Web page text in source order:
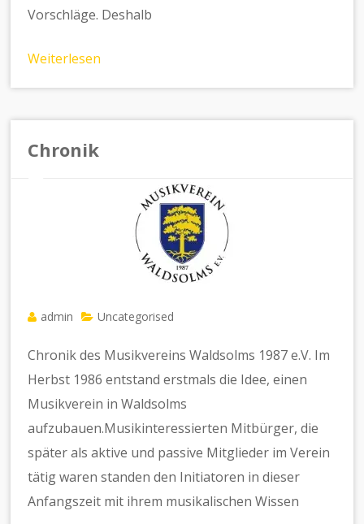
Vorschläge. Deshalb
Weiterlesen
Chronik
admin Uncategorised
Chronik des Musikvereins Waldsolms 1987 e.V. Im
Herbst 1986 entstand erstmals die Idee, einen
Musikverein in Waldsolms
aufzubauen.Musikinteressierten Mitbürger, die
später als aktive und passive Mitglieder im Verein
tätig waren standen den Initiatoren in dieser
Anfangszeit mit ihrem musikalischen Wissen